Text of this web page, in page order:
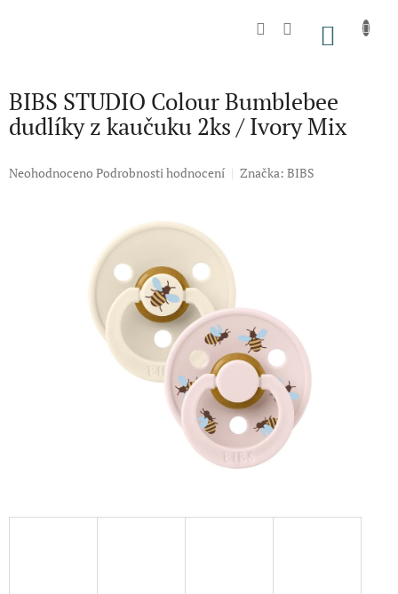
BIBS STUDIO Colour Bumblebee
dudlíky z kaučuku 2ks / Ivory Mix
Průměrné
Neohodnoceno Podrobnosti hodnocení Značka: BIBS